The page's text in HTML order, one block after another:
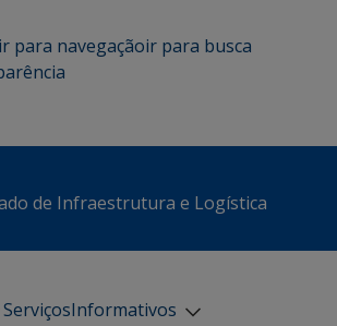
ir para navegaçãoir para busca
de Infraestrutura e Logística
ServiçosInformativos